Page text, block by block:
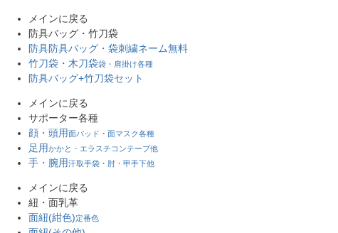
メインに戻る
防具バッグ・竹刀袋
防具防具バッグ・袋刺繍ネーム無料
竹刀袋・木刀袋袋・肩掛け各種
防具バッグ+竹刀袋セット
メインに戻る
サポーター各種
顔・頭用面パッド・面マスク各種
足用かかと・エラスチコンテープ他
手・腕用汗取手袋・肘・甲手下他
メインに戻る
紐・面乳革
面紐(紺色)定番色